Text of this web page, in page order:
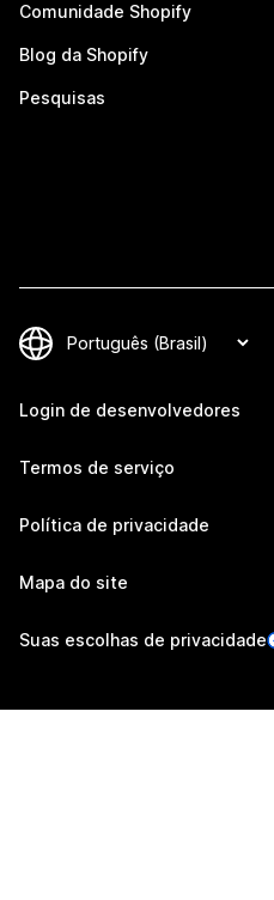
Comunidade Shopify
Blog da Shopify
Pesquisas
Login de desenvolvedores
Termos de serviço
Política de privacidade
Mapa do site
Suas escolhas de privacidade